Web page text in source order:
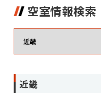
空室情報検索
近畿